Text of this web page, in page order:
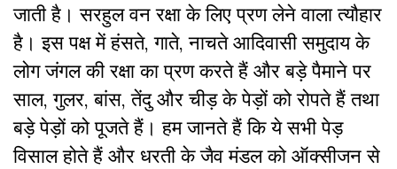
जाती है। सरहुल वन रक्षा के लिए प्रण लेने वाला त्यौहार
है। इस पक्ष में हंसते, गाते, नाचते आदिवासी समुदाय के
लोग जंगल की रक्षा का प्रण करते हैं और बड़े पैमाने पर
साल, गुलर, बांस, तेंदु और चीड़ के पेड़ों को रोपते हैं तथा
बड़े पेड़ों को पूजते हैं। हम जानते हैं कि ये सभी पेड़
विसाल होते हैं और धरती के जैव मंडल को ऑक्सीजन से